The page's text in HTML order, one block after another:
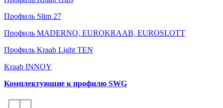
Профиль Slim 27
Профиль MADERNO, EUROKRAAB, EUROSLOTT
Профиль Kraab Light TEN
Kraab INNOY
Комплектующие к профилю SWG